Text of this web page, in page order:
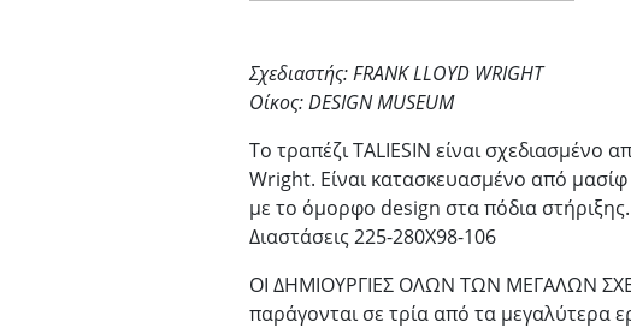
Σχεδιαστής: FRANK LLOYD WRIGHT
Οίκος: DESIGN MUSEUM
Το τραπέζι TALIESIN είναι σχεδιασμένο
Wright. Είναι κατασκευασμένο από
με το όμορφο design στα πόδια στήριξης.
Διαστάσεις 225-280Χ98-106
ΟΙ ΔΗΜΙΟΥΡΓΙΕΣ ΟΛΩΝ ΤΩΝ ΜΕΓΑΛΩΝ
παράγονται σε τρία από τα μεγαλύτερα